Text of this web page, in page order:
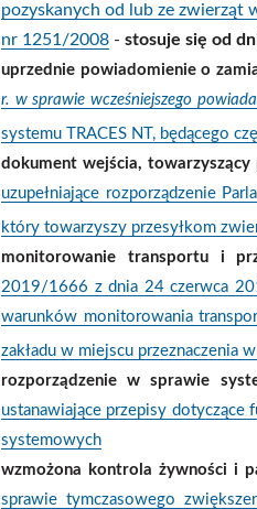
pozyskanych od lub ze zwierząt
nr 1251/2008 - stosuje się od
uprzednie powiadomienie o
r. w sprawie wcześniejszego
systemu TRACES NT, będącego
dokument wejścia, towarzyszący
uzupełniające rozporządzenie
który towarzyszy przesyłkom
monitorowanie transportu i
2019/1666 z dnia 24 czerwca
warunków monitorowania
zakładu w miejscu przeznaczenia
rozporządzenie w sprawie
ustanawiające przepisy
systemowych
wzmożona kontrola żywności i
sprawie tymczasowego